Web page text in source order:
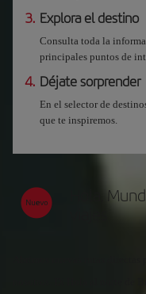
3. Explora el destino
Consulta toda la
principales puntos de
4. Déjate sorprender
En el selector de
que te inspiremos.
Hola,
Abrimos nuevas rutas
al norte de